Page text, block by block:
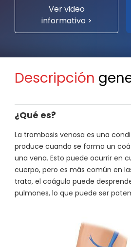
Ver video
informativo >
Descripción
¿Qué es?
La trombosis venosa es una
produce cuando se forma un
una vena. Esto puede ocurrir en
cuerpo, pero es más común en
trata, el coágulo puede
pulmones, lo que puede ser